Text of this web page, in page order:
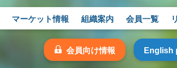
マーケット情報 組織案内 会員一覧
会員向け情報 English